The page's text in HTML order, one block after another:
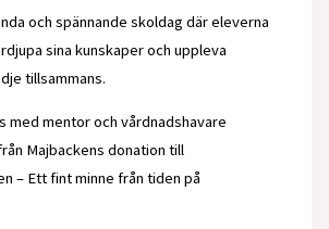
och spännande skoldag där eleverna
sina kunskaper och uppleva
tillsammans.
med mentor och vårdnadshavare
Majbackens donation till
– Ett fint minne från tiden på